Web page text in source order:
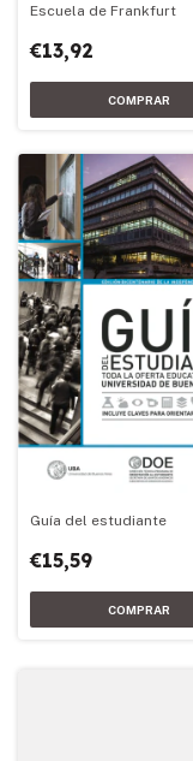
Escuela de Frankfurt
€13,92
Guía del estudiante
€15,59